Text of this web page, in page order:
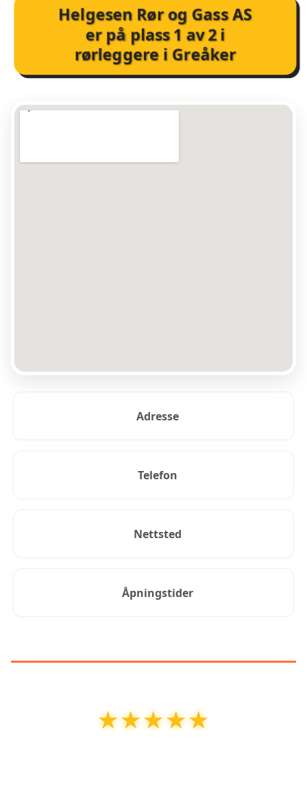
Helgesen Rør og Gass AS
er på plass1 av2i
rørleggere i Greåker
Adresse
Telefon
Nettsted
Åpningstider
★★★★★
★★★★★